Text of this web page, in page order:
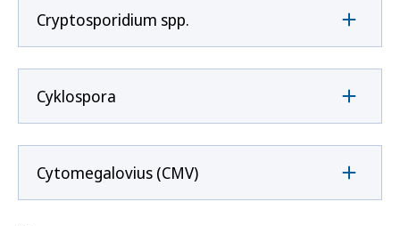
Cryptosporidium spp.
Cyklospora
Cytomegalovius (CMV)